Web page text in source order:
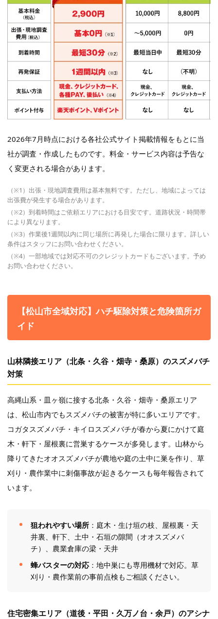
2026年7月時点における各社公式サイト掲載情報をもとに当
社が調査・作成したものです。料金・サービス内容は予告な
く変更される場合があります。
（※1）出張・現地調査費用は基本無料です。ただし、地域によっては
出張費が発生する場合があります。
（※2）到着時間はご依頼エリアにおける目安です。道路状況・時間帯
により異なります。
（※3）作業後1週間以内に同じ場所に再発した場合に限ります。詳しい
条件はスタッフにお問い合わせください。
（※4）一部地域では対応不可のクレジットカードもございます。予め
お問い合わせください。
【松山市全域対応】ハチ駆除対策と危険箇所ガ
イド
山林隣接エリア（北条・久谷・畑寺・桑原）のスズメバチ
対策
高縄山系・皿ヶ嶺に接する北条・久谷・畑寺・桑原エリア
は、松山市内でもスズメバチの被害が特に多いエリアです。
コガタスズメバチ・キイロスズメバチが春から夏にかけて庭
木・軒下・屋根裏に営巣するケースが多発します。山林から
降りてきたオオスズメバチが農地や庭の土中に巣を作り、草
刈り・農作業中に刺傷事故が起きるケースも毎年報告されて
います。
狙われやすい場所：庭木・生け垣の枝、屋根裏・天
井裏、軒下、土中・石垣の隙間（オオスズメバ
チ）、農業倉庫の梁・天井
蜂バスターの対応：地中巣にも専用機材で対応。草
刈り・農作業前の事前点検もご相談ください。
住宅密集エリア（道後・平田・久万ノ台・余戸）のアシナ